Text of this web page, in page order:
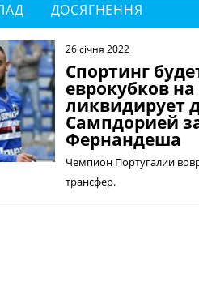
ДОСЯГНЕННЯ
26 січня 2022
Спортинг
еврокубков
ликвидирует
Сампдорией
Фернандеша
Чемпион Португалии
трансфер.